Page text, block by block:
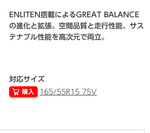
ENLITEN搭載によるGREAT BALANCE
の進化と拡張。空間品質と走行性能、サス
テナブル性能を高次元で両立。
対応サイズ
165/55R15 75V